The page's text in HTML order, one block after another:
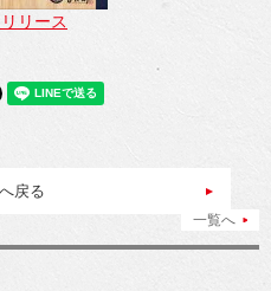
リース
戻る
一覧へ